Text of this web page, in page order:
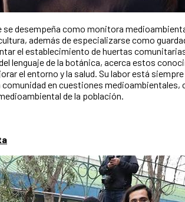
se desempeña como monitora
además de especializarse como
el establecimiento de huertas
lenguaje de la botánica, acerca estos
el entorno y la salud. Su labor está
comunidad en cuestiones medioambientales,
de la población.